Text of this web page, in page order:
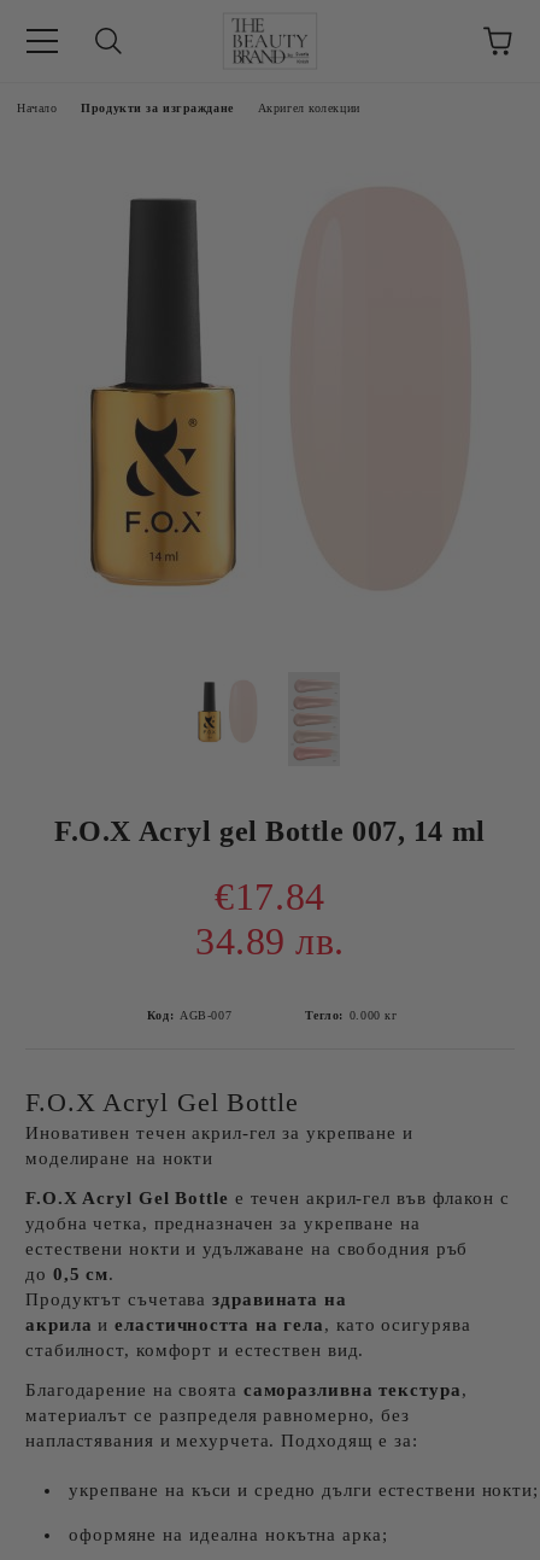
Начало Продукти за изграждане Акригел колекции
F.O.X Acryl gel Bottle 007, 14 ml
€17.84
34.89 лв.
Код: AGB-007 Тегло: 0.000 кг
F.O.X Acryl Gel Bottle
Иновативен течен акрил-гел за укрепване и
моделиране на нокти
F.O.X Acryl Gel Bottle е течен акрил-гел във флакон с
удобна четка, предназначен за укрепване на
естествени нокти и удължаване на свободния ръб
до 0,5 см.
Продуктът съчетаваздравината на
акрила иеластичността на гела, като осигурява
стабилност, комфорт и естествен вид.
Благодарение на своята саморазливна текстура,
материалът се разпределя равномерно, без
напластявания и мехурчета. Подходящ е за:
укрепване на къси и средно дълги естествени нокти;
оформяне на идеална нокътна арка;